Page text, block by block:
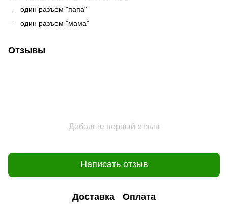
один разъем "папа"
один разъем "мама"
Отзывы
Добавьте первый отзыв
Написать отзыв
Доставка Оплата